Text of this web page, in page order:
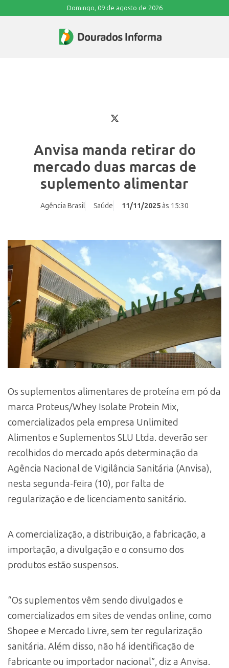
Domingo, 09 de agosto de 2026
Anvisa manda retirar do
mercado duas marcas de
suplemento alimentar
Agência Brasil Saúde 11/11/2025 às 15:30
Os suplementos alimentares de proteína em pó da
marca Proteus/Whey Isolate Protein Mix,
comercializados pela empresa Unlimited
Alimentos e Suplementos SLU Ltda. deverão ser
recolhidos do mercado após determinação da
Agência Nacional de Vigilância Sanitária (Anvisa),
nesta segunda-feira (10), por falta de
regularização e de licenciamento sanitário.
A comercialização, a distribuição, a fabricação, a
importação, a divulgação e o consumo dos
produtos estão suspensos.
“Os suplementos vêm sendo divulgados e
comercializados em sites de vendas online, como
Shopee e Mercado Livre, sem ter regularização
sanitária. Além disso, não há identificação de
fabricante ou importador nacional”, diz a Anvisa.